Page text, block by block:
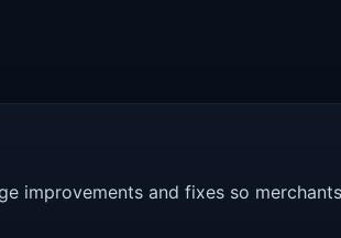
improvements and fixes so